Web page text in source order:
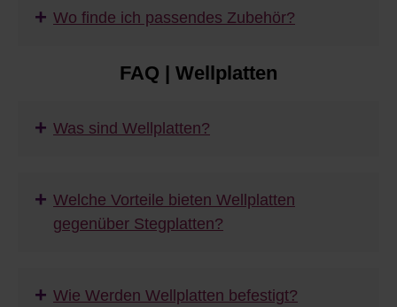
+ Wo finde ich passendes Zubehör?
FAQ | Wellplatten
+ Was sind Wellplatten?
+ Welche Vorteile bieten Wellplatten
gegenüber Stegplatten?
+ Wie Werden Wellplatten befestigt?